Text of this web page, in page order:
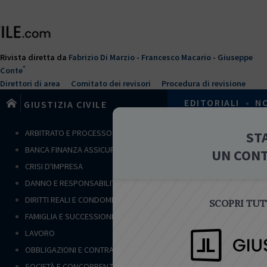
UN
SCOPRI
contenuto
Rivista diretta da Fabrizio Di Marzio - Francesco Macario - Giuseppe
Conte*
Direttori di area Comitato dei revisori Procedura di revisione
GIUSTIZIA CIVILE EDITORIALI •
i
Crisi
CRISI
Profili
ARBITRATO E PROCESSO CIVILE
BANCA FINANZA ASSICURAZIONI
CRISI D'IMPRESA
DANNO E RESPONSABILITÀ
DIRITTI REALI E CONDOMINIO
FAMIGLIA E SUCCESSIONI
LAVORO
OBBLIGAZIONI E CONTRATTI